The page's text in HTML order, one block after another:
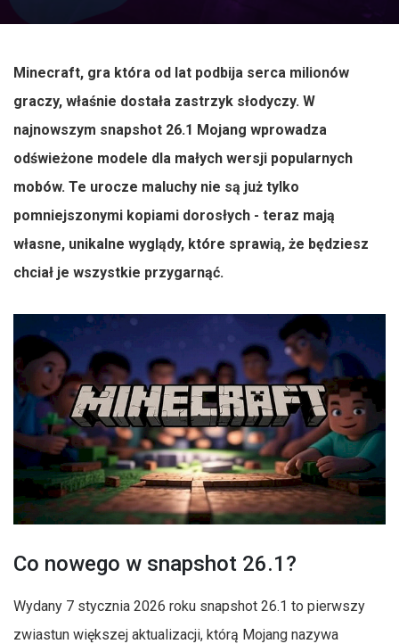
Minecraft, gra która od lat podbija serca milionów
graczy, właśnie dostała zastrzyk słodyczy. W
najnowszym snapshot 26.1 Mojang wprowadza
odświeżone modele dla małych wersji popularnych
mobów. Te urocze maluchy nie są już tylko
pomniejszonymi kopiami dorosłych - teraz mają
własne, unikalne wyglądy, które sprawią, że będziesz
chciał je wszystkie przygarnąć.
Co nowego w snapshot 26.1?
Wydany 7 stycznia 2026 roku snapshot 26.1 to pierwszy
zwiastun większej aktualizacji, którą Mojang nazywa